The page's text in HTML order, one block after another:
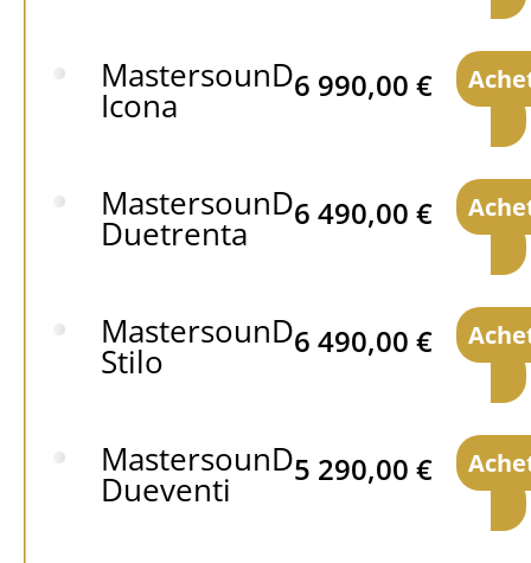
MastersounD
Icona 6 990,00 €
MastersounD
Duetrenta 6 490,00 €
MastersounD
Stilo 6 490,00 €
MastersounD
Dueventi 5 290,00 €